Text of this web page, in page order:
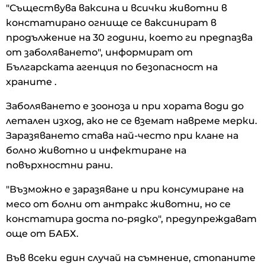
"Съществува ваксина и всички животни в
констатирано огнище се ваксинират в
продължение на 30 години, което ги предпазва
от заболяването", информират от
Българската агенция по безопасност на
храните .
Заболяването е зооноза и при хората води до
летален изход, ако не се вземат навреме мерки.
Заразяването става най-често при клане на
болно животно и инфектиране на
повърхностни рани.
"Възможно е заразяване и при консумиране на
месо от болни от антракс животни, но се
констатира доста по-рядко", предупреждават
още от БАБХ.
Във всеки един случай на съмнение, стопаните